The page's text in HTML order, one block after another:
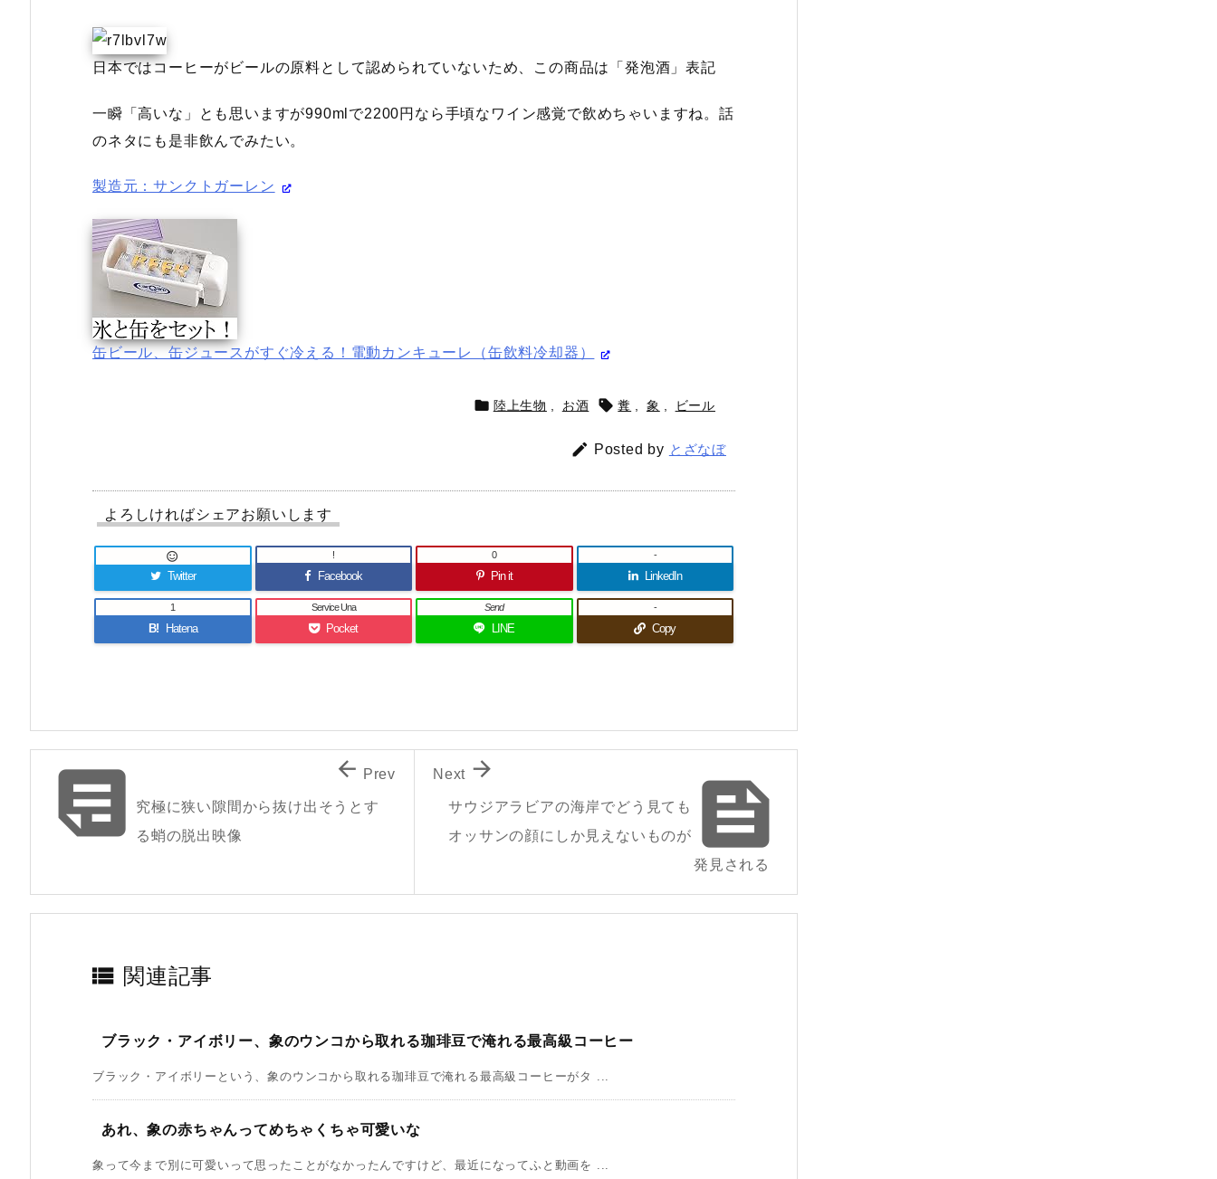
日本ではコーヒーがビールの原料として認められていないため、この商品は「発泡酒」表記
一瞬「高いな」とも思いますが990mlで2200円なら手頃なワイン感覚で飲めちゃいますね。話
のネタにも是非飲んでみたい。
製造元：サンクトガーレン
缶ビール、缶ジュースがすぐ冷える！電動カンキューレ（缶飲料冷却器）
 陸上生物 , お酒  糞 , 象 , ビール
 Posted by とざなぼ
よろしければシェアお願いします
Twitter

Facebook
!
Pin it
0
LinkedIn
-
B! Hatena
1
Pocket
Service Una
LINE
Send
Copy
-

サウジアラビアの海岸でどう見ても
オッサンの顔にしか見えないものが
発見される

Next
究極に狭い隙間から抜け出そうとす
る蛸の脱出映像
 Prev
 関連記事
ブラック・アイボリー、象のウンコから取れる珈琲豆で淹れる最高級コーヒー
ブラック・アイボリーという、象のウンコから取れる珈琲豆で淹れる最高級コーヒーがタ ...
あれ、象の赤ちゃんってめちゃくちゃ可愛いな
象って今まで別に可愛いって思ったことがなかったんですけど、最近になってふと動画を ...